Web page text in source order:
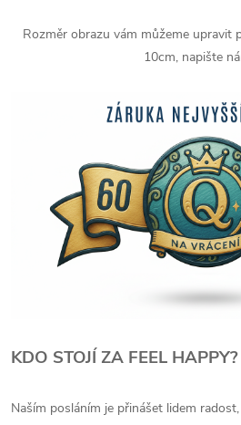
Rozměr obrazu vám můžeme upravit
10cm, napište
KDO STOJÍ ZA FEEL HAPPY?
Naším posláním je přinášet lidem